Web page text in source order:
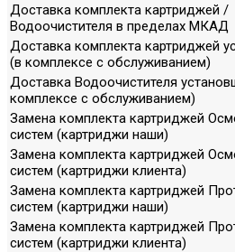
Доставка комплекта картриджей /
Водоочистителя в пределах МКАД
Доставка комплекта картриджей
(в комплексе с обслуживанием)
Доставка Водоочистителя
комплексе с обслуживанием)
Замена комплекта картриджей
систем (картриджи наши)
Замена комплекта картриджей
систем (картриджи клиента)
Замена комплекта картриджей
систем (картриджи наши)
Замена комплекта картриджей
систем (картриджи клиента)